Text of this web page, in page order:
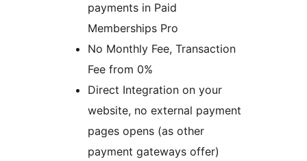
payments in Paid
Memberships Pro
No Monthly Fee, Transaction
Fee from 0%
Direct Integration on your
website, no external payment
pages opens (as other
payment gateways offer)